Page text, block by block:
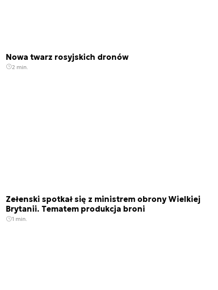
Nowa twarz rosyjskich dronów
2 min.
Zełenski spotkał się z ministrem obrony Wielkiej
Brytanii. Tematem produkcja broni
1 min.